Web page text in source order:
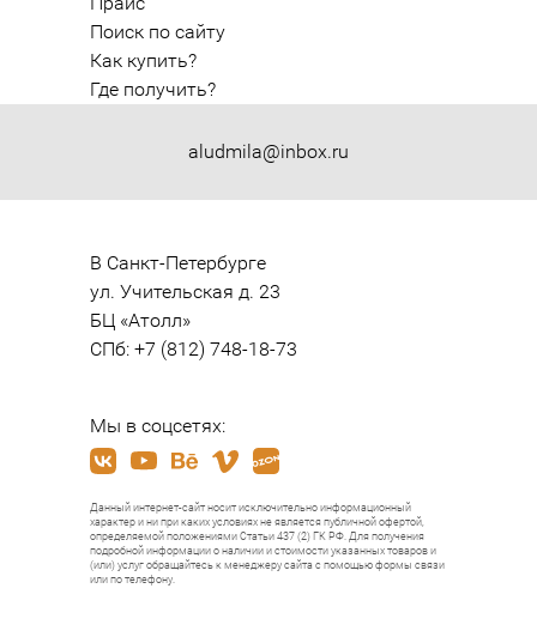
aludmila@inbox.ru
Поиск по сайту
Как купить?
Где получить?
В Санкт-Петербурге
ул. Учительская д. 23
БЦ «Атолл»
СПб: +7 (812) 748-18-73
Мы в соцсетях:
Данный интернет-сайт носит исключительно информационный
характер и ни при каких условиях не является публичной офертой,
определяемой положениями Статьи 437 (2) ГК РФ. Для получения
подробной информации о наличии и стоимости указанных товаров и
(или) услуг обращайтесь к менеджеру сайта с помощью формы связи
или по телефону.